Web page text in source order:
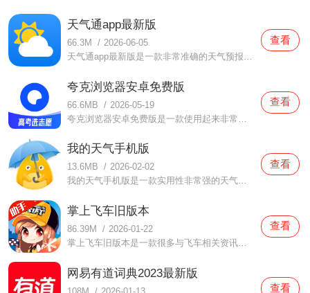
天气通app最新版
66.3M / 2026-06-05
天气通app最新版是一款非常准确的天气预报软件，在这款天气通app最新版中打造了非常简约的界面设计，用户们有需要的时候都可以自由进行设置的，而且还可以明确的查看天气情况，所有的功能一目了然，大家都可以放心使用的，还会非常贴心的为你们提示当下的天气情况哦，有需要
查看
夸克浏览器安卓免费版
66.6MB / 2026-05-19
查看
我的天气手机版
13.6MB / 2026-02-02
我的天气手机版是一款实用性非常强的天气预报软件，在这款我的天气手机版中提供了非常多不同地区的天气预报，所涉及的城市覆盖范围广泛，用户们都可以根据实时的位置来进行浏览，不仅可以了解当下的天气情况，还提供了未来十五天的天气，你们都可以更好的为接下来的天气做
查看
掌上飞车旧版本
86.39M / 2026-01-22
掌上飞车旧版本是一款很多与飞车相关资讯都可以让你了解的手机软件，掌上飞车旧版本这里的信息非常全面，在任何时候都可以使用这款软件去了解最新的飞车游戏资讯，在使用的时候也不会有任何限制，超级推荐大家来使用这款软件，喜欢的话还可以选择你感兴趣的工具使用起来，
查看
网易有道词典2023最新版
查看